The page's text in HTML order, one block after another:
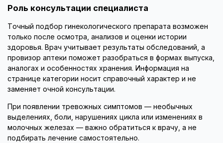
Роль консультации специалиста
Точный подбор гинекологического препарата возможен
только после осмотра, анализов и оценки истории
здоровья. Врач учитывает результаты обследований, а
провизор аптеки поможет разобраться в формах выпуска,
аналогах и особенностях хранения. Информация на
странице категории носит справочный характер и не
заменяет очной консультации.
При появлении тревожных симптомов — необычных
выделениях, боли, нарушениях цикла или изменениях в
молочных железах — важно обратиться к врачу, а не
подбирать лечение самостоятельно.